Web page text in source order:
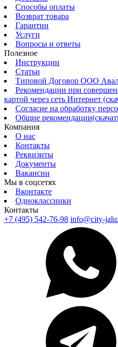
Способы оплаты
Возврат товара
Гарантии
Услуги
Вопросы и ответы
Полезное
Инструкции
Статьи
Типовой Договор ООО
Рекомендации при
картой через сеть Интернет
Согласие на обработку
Общие
Компания
О нас
Контакты
Реквизиты
Документы
Вакансии
Мы в соцсетях
Вконтакте
Одноклассники
Контакты
+7 (495) 542-76-98 info@city-